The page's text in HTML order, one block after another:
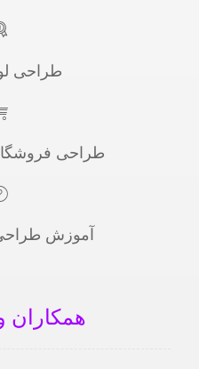
طراحی
طراحی
آموزش
همکاران